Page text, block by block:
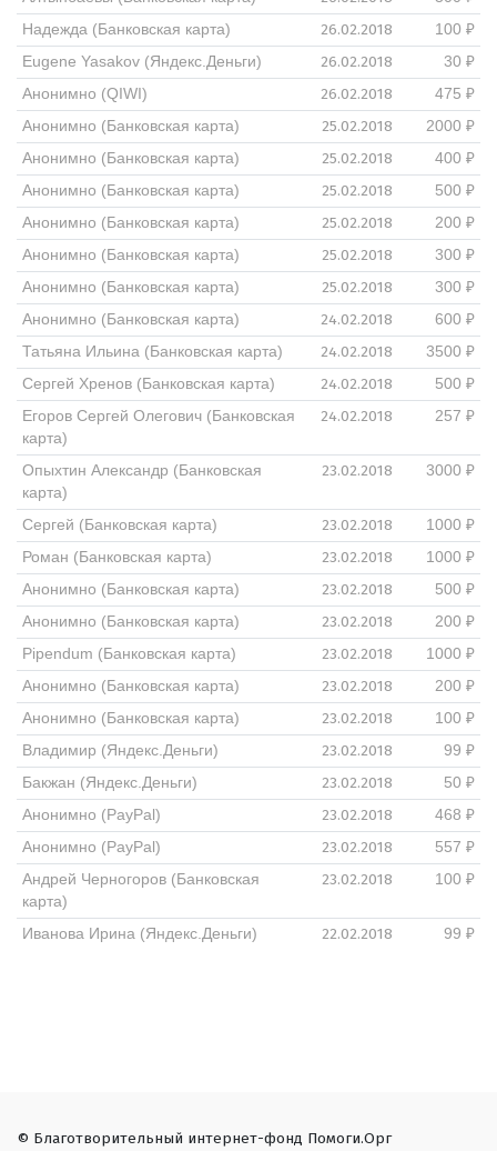
Надежда (Банковская карта)
26.02.2018
100 ₽
Eugene Yasakov (Яндекс.Деньги)
26.02.2018
30 ₽
Анонимно (QIWI)
26.02.2018
475 ₽
Анонимно (Банковская карта)
25.02.2018
2000 ₽
Анонимно (Банковская карта)
25.02.2018
400 ₽
Анонимно (Банковская карта)
25.02.2018
500 ₽
Анонимно (Банковская карта)
25.02.2018
200 ₽
Анонимно (Банковская карта)
25.02.2018
300 ₽
Анонимно (Банковская карта)
25.02.2018
300 ₽
Анонимно (Банковская карта)
24.02.2018
600 ₽
Татьяна Ильина (Банковская карта)
24.02.2018
3500 ₽
Сергей Хренов (Банковская карта)
24.02.2018
500 ₽
Егоров Сергей Олегович (Банковская
карта)
24.02.2018 257 ₽
Опыхтин Александр (Банковская
карта)
23.02.2018 3000 ₽
Сергей (Банковская карта) 23.02.2018
1000 ₽
Роман (Банковская карта)
23.02.2018
1000 ₽
Анонимно (Банковская карта)
23.02.2018
500 ₽
Анонимно (Банковская карта)
23.02.2018
200 ₽
Pipendum (Банковская карта)
23.02.2018
1000 ₽
Анонимно (Банковская карта)
23.02.2018
200 ₽
Анонимно (Банковская карта)
23.02.2018
100 ₽
Владимир (Яндекс.Деньги)
23.02.2018
99 ₽
Бакжан (Яндекс.Деньги)
23.02.2018
50 ₽
Анонимно (PayPal)
23.02.2018
468 ₽
Анонимно (PayPal)
23.02.2018
557 ₽
Андрей Черногоров (Банковская
карта)
23.02.2018 100 ₽
Иванова Ирина (Яндекс.Деньги) 22.02.2018 99 ₽
© Благотворительный интернет-фонд Помоги.Орг